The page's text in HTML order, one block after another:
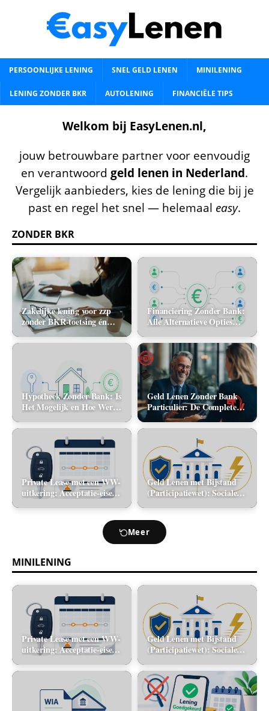
PERSOONLIJKE LENING SNEL GELD LENEN MINILENING
LENING ZONDER BKR AUTOLENING FINANCIËLE TIPS
Welkom bij EasyLenen.nl,
jouw betrouwbare partner voor eenvoudig
en verantwoord geld lenen in Nederland.
Vergelijk aanbieders, kies de lening die bij je
past en regel het snel — helemaal easy.
ZONDER BKR
Zakelijke lening voor zzp
zonder BKR-toetsing én
zonder jaarcijfers: kan het
in 2026?
Financiering Zonder Bank:
Alle Alternatieve Opties
Hypotheek Zonder Bank: Is
Het Mogelijk en Hoe Werkt
Geld Lenen Zonder Bank
Particulier: De Complete
Gids (2026)
Private Lease met een WW-
uitkering: Acceptatie-eisen
Geld Lenen met Bijstand
(Participatiewet): Sociale
Meer
MINILENING
Private Lease met een WW-
uitkering: Acceptatie-eisen
en alternatieve mobiliteit
Geld Lenen met Bijstand
(Participatiewet): Sociale
flitskrediet